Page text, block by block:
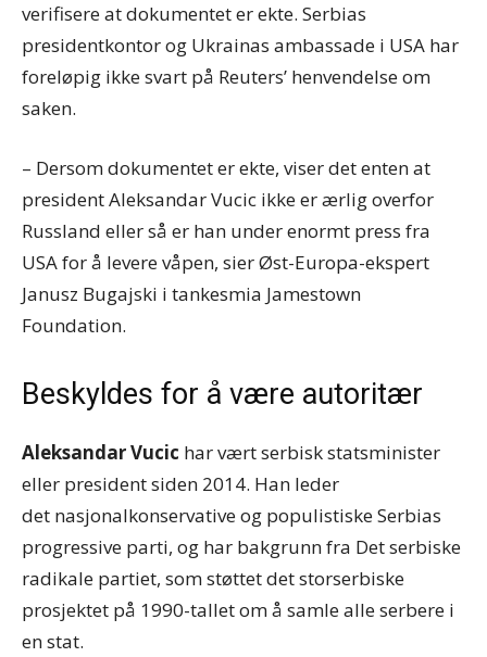
verifisere at dokumentet er ekte. Serbias
presidentkontor og Ukrainas ambassade i USA har
foreløpig ikke svart på Reuters’ henvendelse om
saken.
– Dersom dokumentet er ekte, viser det enten at
president Aleksandar Vucic ikke er ærlig overfor
Russland eller så er han under enormt press fra
USA for å levere våpen, sier Øst-Europa-ekspert
Janusz Bugajski i tankesmia Jamestown
Foundation.
Beskyldes for å være autoritær
Aleksandar Vucic har vært serbisk statsminister
eller president siden 2014. Han leder
det nasjonalkonservative og populistiske Serbias
progressive parti, og har bakgrunn fra Det serbiske
radikale partiet, som støttet det storserbiske
prosjektet på 1990-tallet om å samle alle serbere i
en stat.